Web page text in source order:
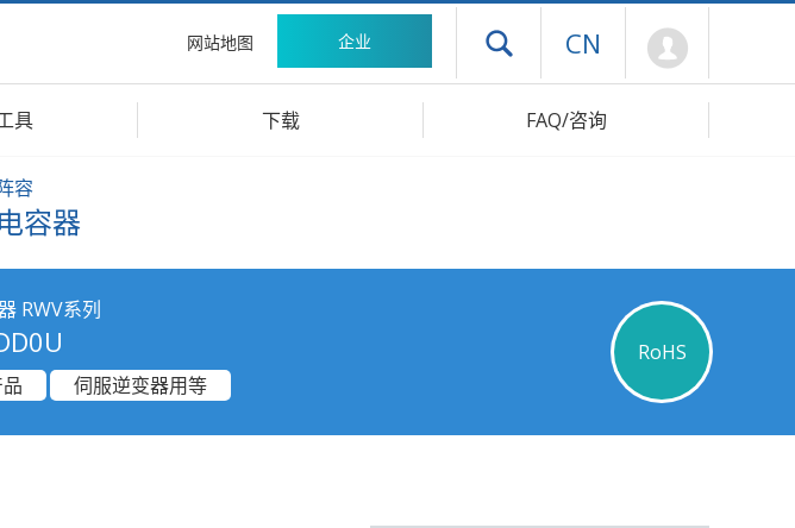
网站地图 企业 打开抽屉菜单
CN
具 下载 FAQ/咨询
容
容器
RWV系列
RoHS
伺服逆变器用等